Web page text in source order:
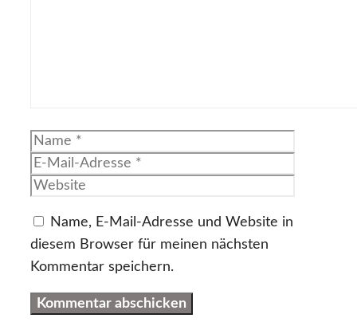
Name
Name, E-Mail-Adresse und Website in
diesem Browser für meinen nächsten
Kommentar speichern.